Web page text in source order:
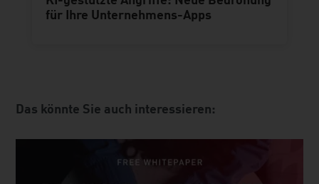
für Ihre Unternehmens-Apps
Das könnte Sie auch interessieren: